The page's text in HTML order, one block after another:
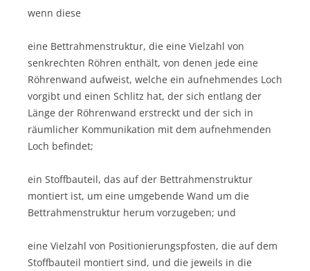
wenn diese
eine Bettrahmenstruktur, die eine Vielzahl von
senkrechten Röhren enthält, von denen jede eine
Röhrenwand aufweist, welche ein aufnehmendes Loch
vorgibt und einen Schlitz hat, der sich entlang der
Länge der Röhrenwand erstreckt und der sich in
räumlicher Kommunikation mit dem aufnehmenden
Loch befindet;
ein Stoffbauteil, das auf der Bettrahmenstruktur
montiert ist, um eine umgebende Wand um die
Bettrahmenstruktur herum vorzugeben; und
eine Vielzahl von Positionierungspfosten, die auf dem
Stoffbauteil montiert sind, und die jeweils in die